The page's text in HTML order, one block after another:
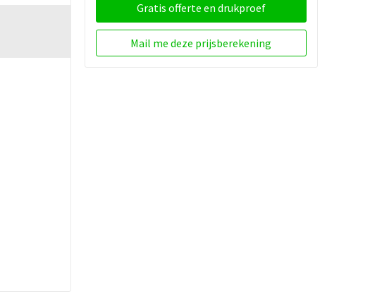
Gratis offerte en drukproef
Mail me deze prijsberekening